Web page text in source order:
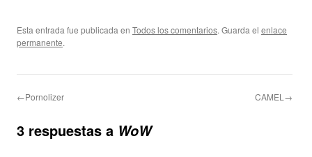
Esta entrada fue publicada en Todos los comentarios. Guarda el enlace
permanente.
←Pornolizer CAMEL→
3 respuestas a WoW